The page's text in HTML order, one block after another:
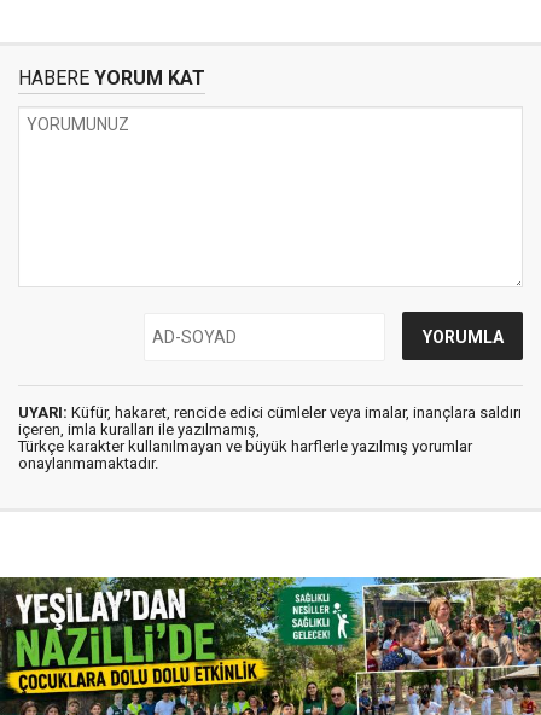
HABERE YORUM KAT
UYARI: Küfür, hakaret, rencide edici cümleler veya imalar, inançlara saldırı
içeren, imla kuralları ile yazılmamış,
Türkçe karakter kullanılmayan ve büyük harflerle yazılmış yorumlar
onaylanmamaktadır.